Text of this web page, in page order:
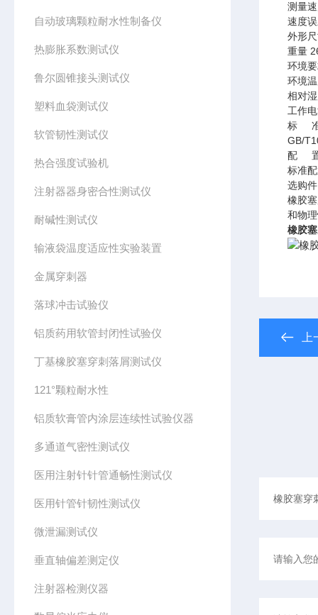
自动玻璃颗粒耐水性制备仪
热膨胀系数测试仪
鲁尔圆锥接头测试仪
塑料血袋测试仪
软管韧性测试仪
热合强度试验机
注射器器身密合性测试仪
耐碱性测试仪
输液袋温度适应性实验装置
金属穿刺器
落球冲击试验仪
铝质药用软管封闭性试验仪
丁基橡胶塞穿刺落屑测试仪
121°颗粒耐水性
铝质软膏管内涂层连续性试验仪器
多通道气密性测试仪
医用注射针针管通畅性测试仪
医用针管针韧性测试仪
微泄漏测试仪
垂直轴偏差测定仪
注射器检测仪器
测量
速度
外形
重量
环境
环境
相对
工作
标
GB/
配
标准
选购
橡胶
和物
橡胶